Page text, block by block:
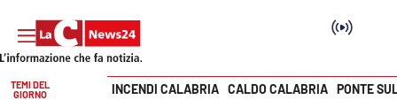
Vai
TEMI DEL
GIORNO
INCENDI CALABRIA CALDO CALABRIA PONTE